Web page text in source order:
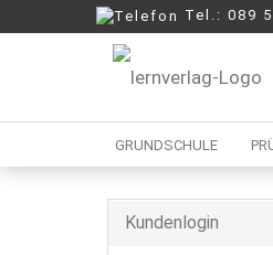
Tel.: 089
GRUNDSCHULE
Kundenlogin